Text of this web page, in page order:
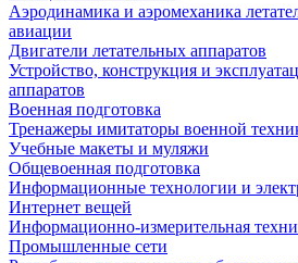
Аэродинамика и аэромеханика
авиации
Двигатели летательных аппаратов
Устройство, конструкция и
аппаратов
Военная подготовка
Тренажеры имитаторы военной
Учебные макеты и муляжи
Общевоенная подготовка
Информационные технологии и
Интернет вещей
Информационно-измерительная
Промышленные сети